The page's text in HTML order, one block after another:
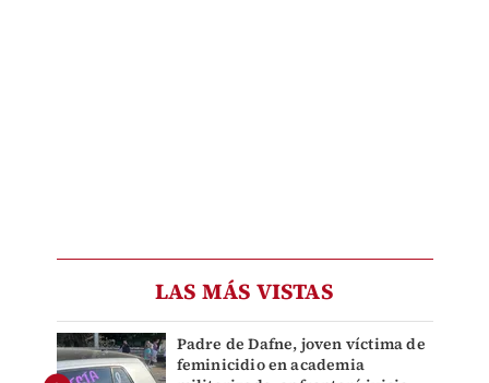
LAS MÁS VISTAS
Padre de Dafne, joven víctima de
feminicidio en academia